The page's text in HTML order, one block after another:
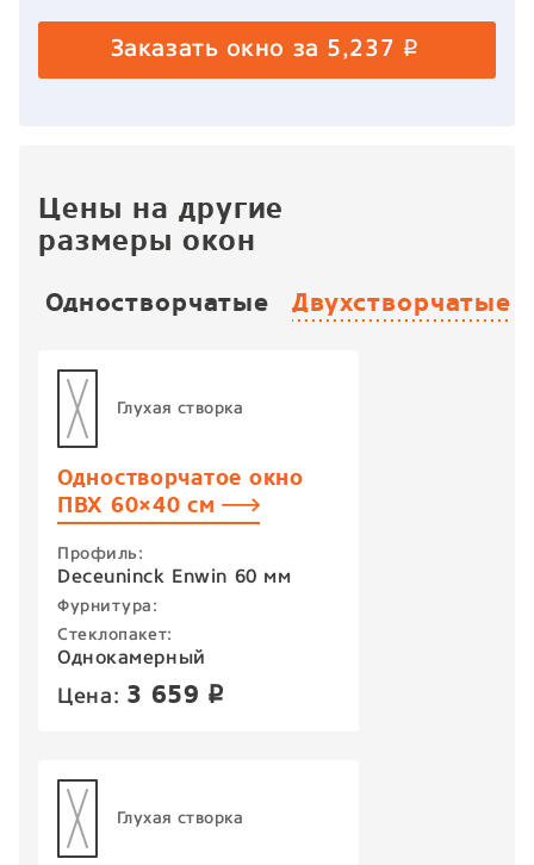
Заказать окно за 5,237 p
Цены на другие
размеры окон
Одностворчатые Двухстворчатые
Глухая створка
Одностворчатое окно
ПВХ 60×40 см
Профиль:
Deceuninck Enwin 60 мм
Фурнитура:
Стеклопакет:
Однокамерный
Цена: 3 659 p
Глухая створка